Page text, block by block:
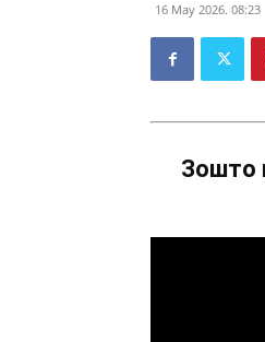
16 May 2026. 08:23
Зошто